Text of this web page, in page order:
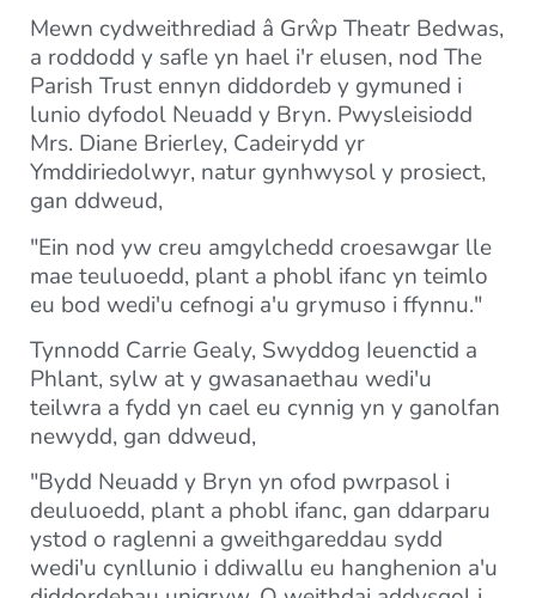
Mewn cydweithrediad â Grŵp Theatr Bedwas,
a roddodd y safle yn hael i'r elusen, nod The
Parish Trust ennyn diddordeb y gymuned i
lunio dyfodol Neuadd y Bryn. Pwysleisiodd
Mrs. Diane Brierley, Cadeirydd yr
Ymddiriedolwyr, natur gynhwysol y prosiect,
gan ddweud,
"Ein nod yw creu amgylchedd croesawgar lle
mae teuluoedd, plant a phobl ifanc yn teimlo
eu bod wedi'u cefnogi a'u grymuso i ffynnu."
Tynnodd Carrie Gealy, Swyddog Ieuenctid a
Phlant, sylw at y gwasanaethau wedi'u
teilwra a fydd yn cael eu cynnig yn y ganolfan
newydd, gan ddweud,
"Bydd Neuadd y Bryn yn ofod pwrpasol i
deuluoedd, plant a phobl ifanc, gan ddarparu
ystod o raglenni a gweithgareddau sydd
wedi'u cynllunio i ddiwallu eu hanghenion a'u